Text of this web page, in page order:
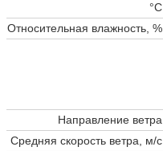
°C
Относительная влажность, %
Направление ветра
Средняя скорость ветра, м/с